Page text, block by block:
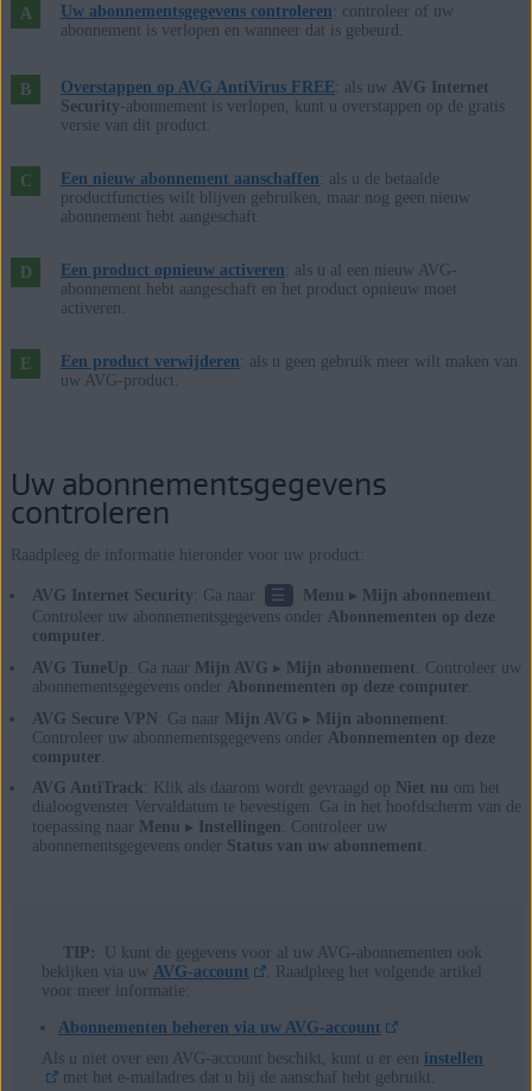
Microsoft Windows 8.1 / Pro / Enterprise – 32-/64-bits
Microsoft Windows 8 / Pro / Enterprise – 32-/64-bits
Enterprise / Ultimate – Service Pack 1, 32-/64-bits
Apple macOS 11.x (Big Sur)
Apple macOS 10.15.x (Catalina)
Apple macOS 10.13.x (High Sierra)
Apple macOS 10.12.x (Sierra)
Uw abonnementsgegevens controleren : controleer of uw
abonnement is verlopen en wanneer dat is gebeurd.
Overstappen op AVG AntiVirus FREE: als uw AVG Internet
Security-abonnement is verlopen, kunt u overstappen op de gratis
versie van dit product.
Een nieuw abonnement aanschaffen : als u de betaalde
productfuncties wilt blijven gebruiken, maar nog geen nieuw
abonnement hebt aangeschaft.
Een product opnieuw activeren : als u al een nieuw AVG-
abonnement hebt aangeschaft en het product opnieuw moet
activeren.
Een product verwijderen : als u geen gebruik meer wilt maken van
uw AVG-product.
Uw abonnementsgegevens
controleren
Raadpleeg de informatie hieronder voor uw product:
AVG Internet Security : Ga naar ☰ Menu ▸ Mijn abonnement.
Controleer uw abonnementsgegevens onder Abonnementen op deze
computer.
AVG TuneUp : Ga naar Mijn AVG ▸ Mijn abonnement . Controleer uw
abonnementsgegevens onder Abonnementen op deze computer.
AVG Secure VPN
: Ga naar Mijn AVG ▸ Mijn abonnement
Controleer uw abonnementsgegevens onder Abonnementen op deze
computer.
AVG AntiTrack : Klik als daarom wordt gevraagd op Niet nu om het
dialoogvenster Vervaldatum te bevestigen. Ga in het hoofdscherm van de
toepassing naar Menu ▸ Instellingen . Controleer uw
abonnementsgegevens onder Status van uw abonnement
TIP:
U kunt de gegevens voor al uw AVG-abonnementen ook
bekijken via uw AVG-account
. Raadpleeg het volgende artikel
voor meer informatie:
Abonnementen beheren via uw AVG-account
Als u niet over een AVG-account beschikt, kunt u er een instellen
met het e-mailadres dat u bij de aanschaf hebt gebruikt.